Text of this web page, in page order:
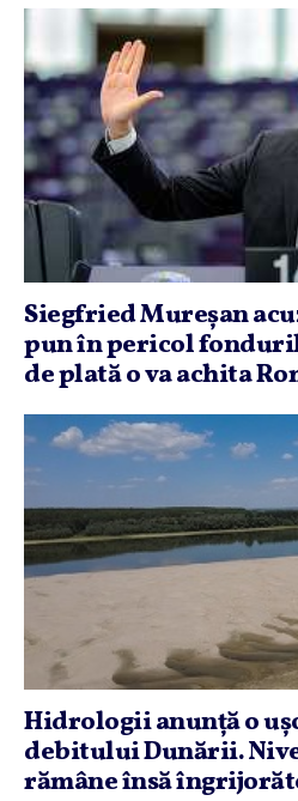
Siegfried Mureşan
pun în pericol
de plată o va achita
Hidrologii anunţă o
debitului Dunării.
rămâne însă